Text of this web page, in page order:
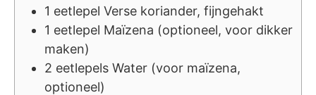
1 eetlepel Verse koriander, fijngehakt
1 eetlepel Maïzena (optioneel, voor dikker
maken)
2 eetlepels Water (voor maïzena,
optioneel)